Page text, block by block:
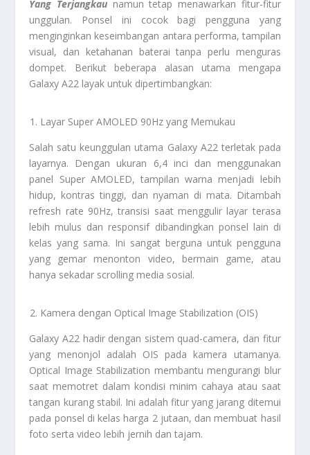
Yang Terjangkau namun tetap menawarkan fitur-fitur
unggulan. Ponsel ini cocok bagi pengguna yang
menginginkan keseimbangan antara performa, tampilan
visual, dan ketahanan baterai tanpa perlu menguras
dompet. Berikut beberapa alasan utama mengapa
Galaxy A22 layak untuk dipertimbangkan:
Layar Super AMOLED 90Hz yang Memukau
Salah satu keunggulan utama Galaxy A22 terletak pada
layarnya. Dengan ukuran 6,4 inci dan menggunakan
panel Super AMOLED, tampilan warna menjadi lebih
hidup, kontras tinggi, dan nyaman di mata. Ditambah
refresh rate 90Hz, transisi saat menggulir layar terasa
lebih mulus dan responsif dibandingkan ponsel lain di
kelas yang sama. Ini sangat berguna untuk pengguna
yang gemar menonton video, bermain game, atau
hanya sekadar scrolling media sosial.
Kamera dengan Optical Image Stabilization (OIS)
Galaxy A22 hadir dengan sistem quad-camera, dan fitur
yang menonjol adalah OIS pada kamera utamanya.
Optical Image Stabilization membantu mengurangi blur
saat memotret dalam kondisi minim cahaya atau saat
tangan kurang stabil. Ini adalah fitur yang jarang ditemui
pada ponsel di kelas harga 2 jutaan, dan membuat hasil
foto serta video lebih jernih dan tajam.